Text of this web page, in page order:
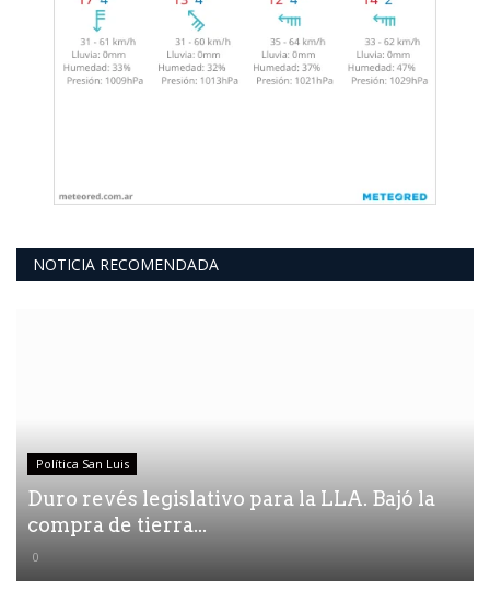
NOTICIA RECOMENDADA
Política San Luis
Duro revés legislativo para la LLA. Bajó la
compra de tierra...
0